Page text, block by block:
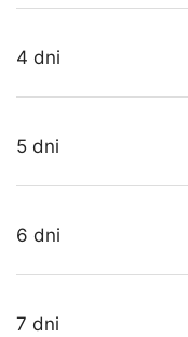
4 dni
5 dni
6 dni
7 dni